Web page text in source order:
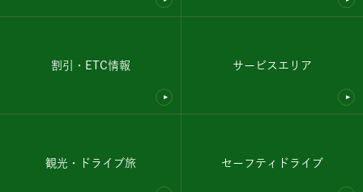
割引・ETC情報 サービスエリア
観光・ドライブ旅 セーフティドライブ